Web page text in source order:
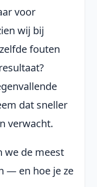
voor
wij bij
fouten
dat sneller
verwacht.
we de meest
— en hoe je ze